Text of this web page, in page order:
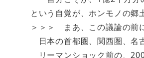
という自覚が、ホンモノの郷
＞＞＞ まあ、この議論の前
日本の首都圏、関西圏、名
リーマンショック前の、